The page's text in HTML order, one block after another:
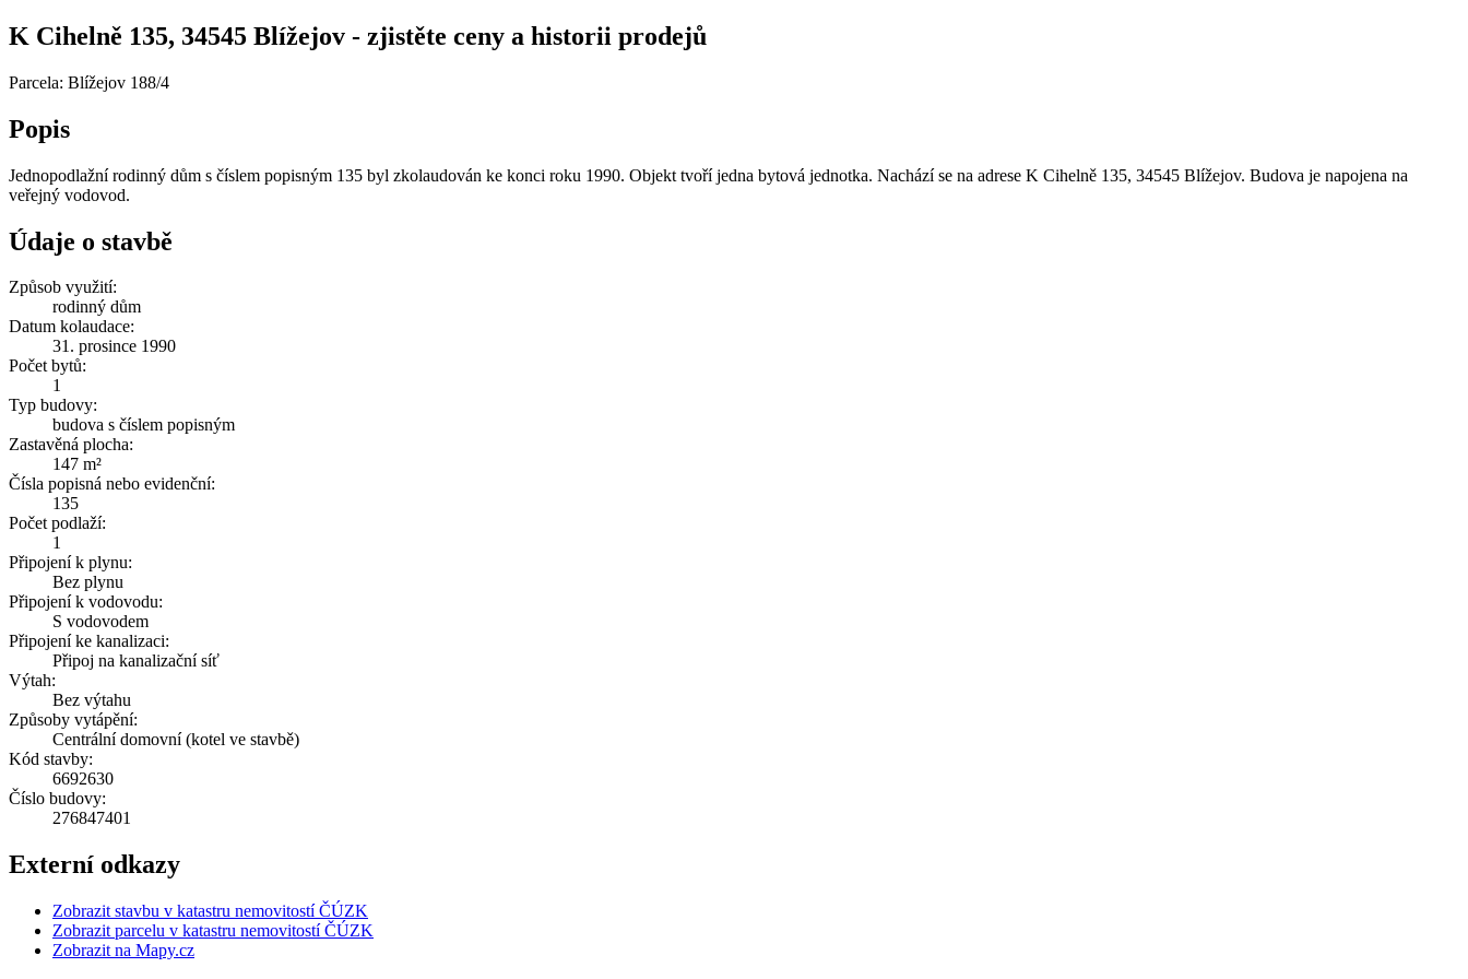
K Cihelně 135, 34545 Blížejov - zjistěte ceny a historii prodejů
Parcela: Blížejov 188/4
Popis
Jednopodlažní rodinný dům s číslem popisným 135 byl zkolaudován ke konci roku 1990. Objekt tvoří jedna bytová jednotka. Nachází se na adrese K Cihelně 135, 34545 Blížejov. Budova je napojena na
veřejný vodovod.
Údaje o stavbě
Způsob využití:
rodinný dům
Datum kolaudace:
31. prosince 1990
Počet bytů:
1
Typ budovy:
budova s číslem popisným
Zastavěná plocha:
147 m²
Čísla popisná nebo evidenční:
135
Počet podlaží:
1
Připojení k plynu:
Bez plynu
Připojení k vodovodu:
S vodovodem
Připojení ke kanalizaci:
Připoj na kanalizační síť
Výtah:
Bez výtahu
Způsoby vytápění:
Centrální domovní (kotel ve stavbě)
Kód stavby:
6692630
Číslo budovy:
276847401
Externí odkazy
Zobrazit stavbu v katastru nemovitostí ČÚZK
Zobrazit parcelu v katastru nemovitostí ČÚZK
Zobrazit na Mapy.cz